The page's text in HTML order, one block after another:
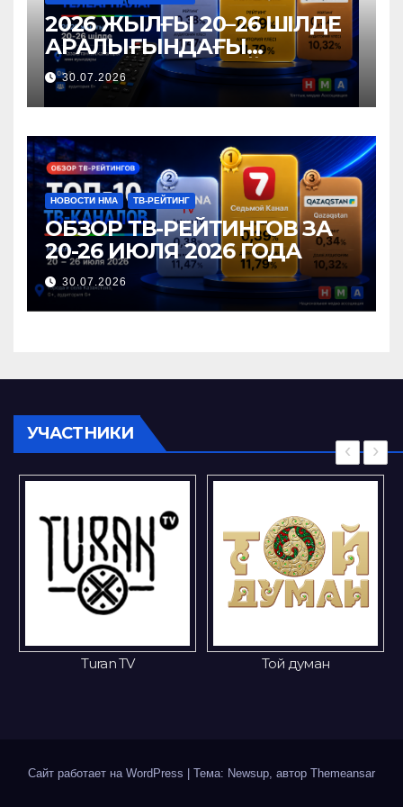
2026 ЖЫЛҒЫ 20–26 ШІЛДЕ
АРАЛЫҒЫНДАҒЫ
ТЕЛЕАРНАЛАР РЕЙТИНГІНЕ
ШОЛУ
30.07.2026
НОВОСТИ НМА ТВ-РЕЙТИНГ
ОБЗОР ТВ-РЕЙТИНГОВ ЗА
20-26 ИЮЛЯ 2026 ГОДА
30.07.2026
УЧАСТНИКИ
Turan TV Той думан
‹ ›
Сайт работает на WordPress Тема: Newsup, автор Themeansar